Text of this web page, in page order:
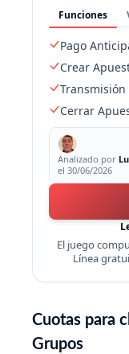
Funciones
Pago
Crear
Transmisión
Cerrar
Analizado por
el 30/06/2026
El juego
Línea
Cuotas para
Grupos